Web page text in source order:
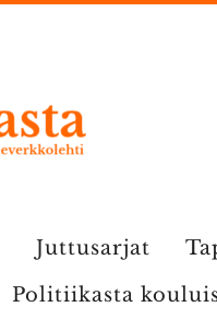
Juttusarjat
Politiikasta